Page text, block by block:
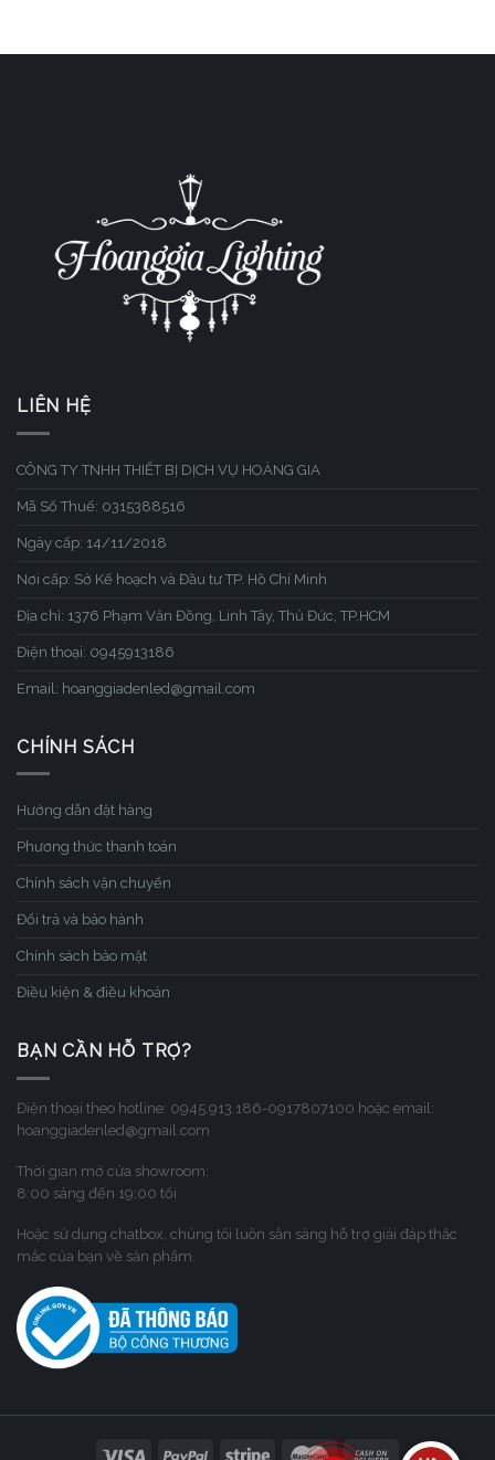
LIÊN HỆ
CÔNG TY TNHH THIẾT BỊ DỊCH VỤ HOÀNG GIA
Mã Số Thuế: 0315388516
Ngày cấp: 14/11/2018
Nơi cấp: Sở Kế hoạch và Đầu tư TP. Hồ Chí Minh
Địa chỉ: 1376 Phạm Văn Đồng, Linh Tây, Thủ Đức, TP.HCM
Điện thoại: 0945913186
Email: hoanggiadenled@gmail.com
CHÍNH SÁCH
Hướng dẫn đặt hàng
Phương thức thanh toán
Chính sách vận chuyển
Đổi trả và bảo hành
Chính sách bảo mật
Điều kiện & điều khoản
BẠN CẦN HỖ TRỢ?
Điện thoại theo hotline: 0945.913.186-0917807100 hoặc email:
hoanggiadenled@gmail.com
Thời gian mở cửa showroom:
8:00 sáng đến 19:00 tối
Hoặc sử dụng chatbox, chúng tôi luôn sẳn sàng hỗ trợ giải đáp thắc
mắc của bạn về sản phẩm.